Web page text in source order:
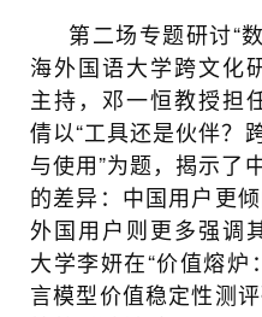
第二场专题研讨“
海外国语大学跨文化
主持，邓一恒教授担
倩以“工具还是伙伴？
与使用”为题，揭示了
的差异：中国用户更
外国用户则更多强调
大学李妍在“价值熔
言模型价值稳定性测